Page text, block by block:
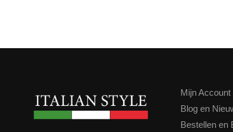
Mijn Account
Blog en
Bestellen en